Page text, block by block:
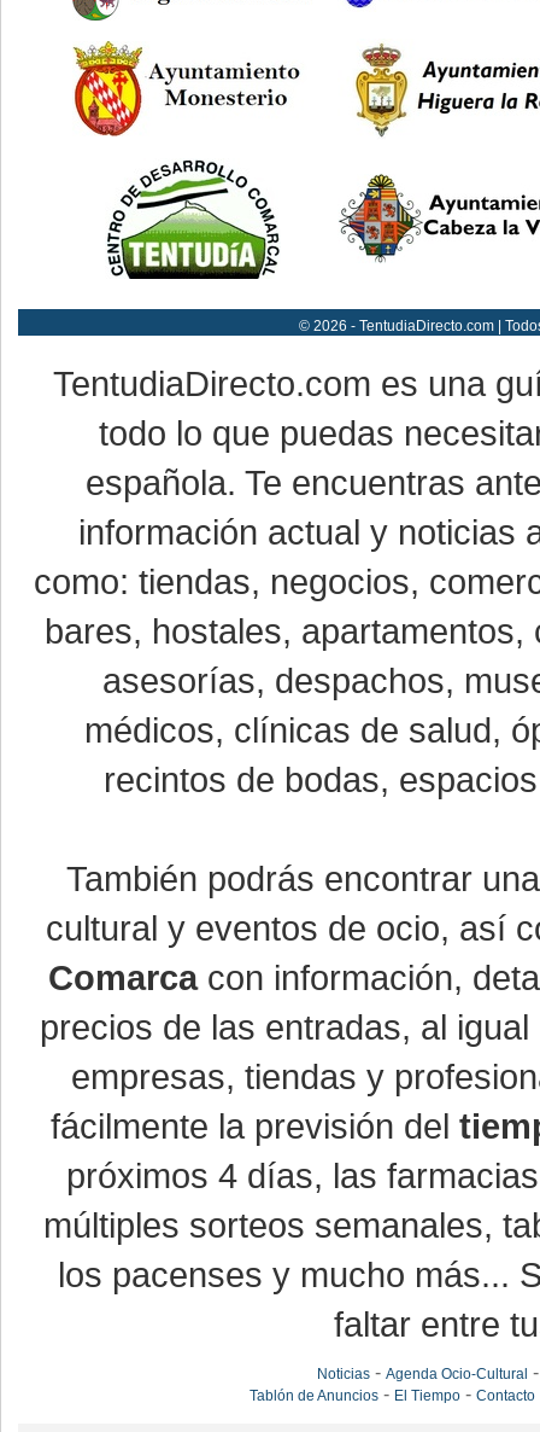
© 2026 - TentudiaDirecto.com |
TentudiaDirecto.com es una
todo lo que puedas
española. Te encuentras
información actual y noticias
como: tiendas, negocios,
bares, hostales,
asesorías, despachos,
médicos, clínicas de salud,
recintos de bodas,
También podrás encontrar
cultural y eventos de ocio, así
Comarcacon información,
precios de las entradas, al
empresas, tiendas y
fácilmente la previsión del
próximos 4 días, las
múltiples sorteos semanales,
los pacenses y mucho más...
faltar entre
Noticias -Agenda Ocio-Cultural
Tablón de Anuncios - El Tiempo -Contacto